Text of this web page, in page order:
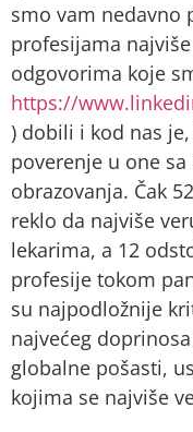
smo vam nedavno
profesijama
odgovorima koje
https://
) dobili i kod nas
poverenje u one
obrazovanja. Čak
reklo da najviše
lekarima, a 12
profesije tokom
su najpodložnije
najvećeg
globalne pošasti,
kojima se najviše